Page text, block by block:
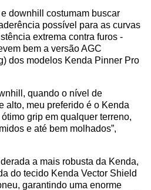
downhill costumam buscar
possível para as curvas
extrema contra furos -
bem a versão AGC
dos modelos Kenda Pinner Pro
quando o nível de
alto, meu preferido é o Kenda
grip em qualquer terreno,
e até bem molhados”,
a mais robusta da Kenda,
do tecido Kenda Vector Shield
garantindo uma enorme